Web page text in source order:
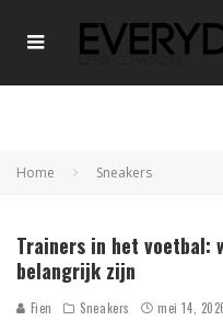
Home Sneakers
Trainers in het voetbal:
belangrijk zijn
Fien Sneakers mei 14,